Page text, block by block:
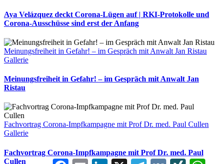
Aya Velázquez deckt Corona-Lügen auf | RKI-Protokolle und
Corona-Ausschüsse sind erst der Anfang
Meinungsfreiheit in Gefahr! – im Gespräch mit Anwalt Jan Ristau
Gallerie
Meinungsfreiheit in Gefahr! – im Gespräch mit Anwalt Jan
Ristau
Fachvortrag Corona-Impfkampagne mit Prof Dr. med. Paul Cullen
Gallerie
Fachvortrag Corona-Impfkampagne mit Prof Dr. med. Paul
Cullen
FacebookEmail LinkedInX Telegram
VK XING